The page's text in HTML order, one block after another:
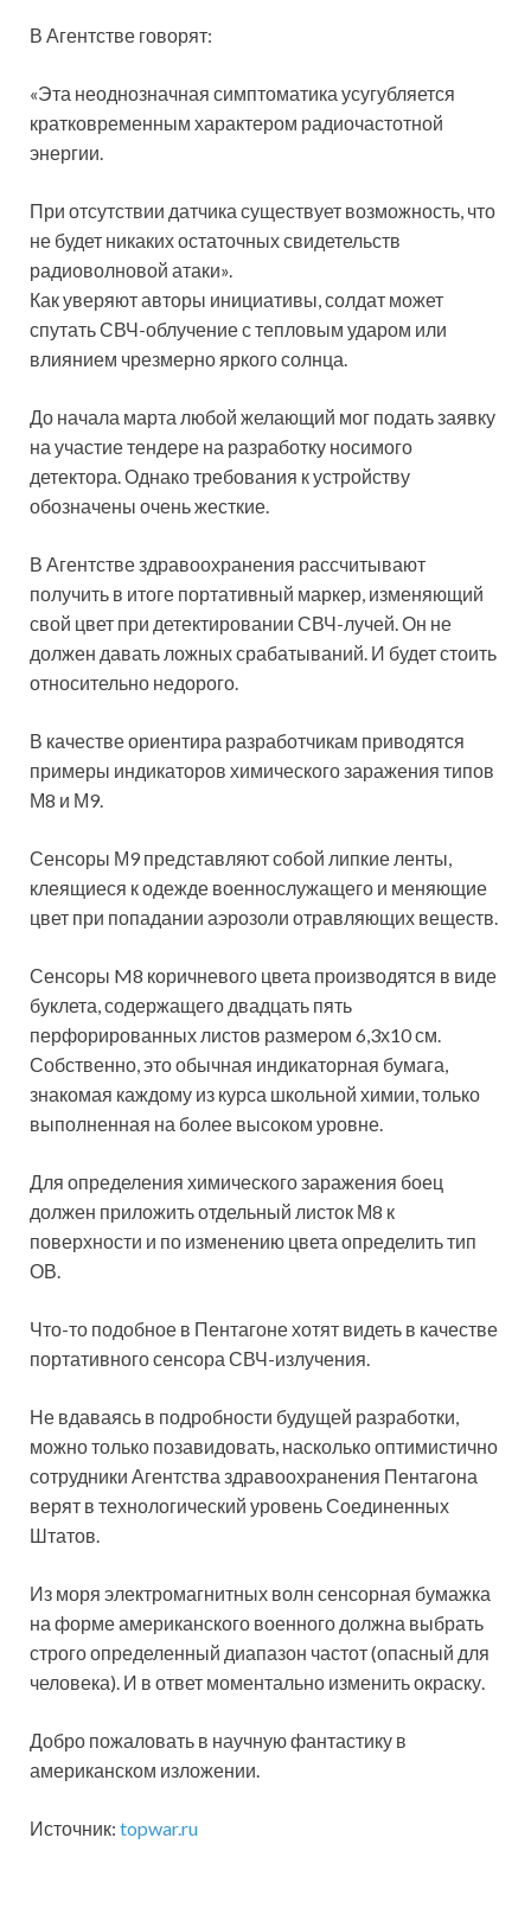
В Агентстве говорят:
«Эта неоднозначная симптоматика усугубляется
кратковременным характером радиочастотной
энергии.
При отсутствии датчика существует возможность, что
не будет никаких остаточных свидетельств
радиоволновой атаки».
Как уверяют авторы инициативы, солдат может
спутать СВЧ-облучение с тепловым ударом или
влиянием чрезмерно яркого солнца.
До начала марта любой желающий мог подать заявку
на участие тендере на разработку носимого
детектора. Однако требования к устройству
обозначены очень жесткие.
В Агентстве здравоохранения рассчитывают
получить в итоге портативный маркер, изменяющий
свой цвет при детектировании СВЧ-лучей. Он не
должен давать ложных срабатываний. И будет стоить
относительно недорого.
В качестве ориентира разработчикам приводятся
примеры индикаторов химического заражения типов
М8 и М9.
Сенсоры М9 представляют собой липкие ленты,
клеящиеся к одежде военнослужащего и меняющие
цвет при попадании аэрозоли отравляющих веществ.
Сенсоры M8 коричневого цвета производятся в виде
буклета, содержащего двадцать пять
перфорированных листов размером 6,3х10 см.
Собственно, это обычная индикаторная бумага,
знакомая каждому из курса школьной химии, только
выполненная на более высоком уровне.
Для определения химического заражения боец
должен приложить отдельный листок М8 к
поверхности и по изменению цвета определить тип
ОВ.
Что-то подобное в Пентагоне хотят видеть в качестве
портативного сенсора СВЧ-излучения.
Не вдаваясь в подробности будущей разработки,
можно только позавидовать, насколько оптимистично
сотрудники Агентства здравоохранения Пентагона
верят в технологический уровень Соединенных
Штатов.
Из моря электромагнитных волн сенсорная бумажка
на форме американского военного должна выбрать
строго определенный диапазон частот (опасный для
человека). И в ответ моментально изменить окраску.
Добро пожаловать в научную фантастику в
американском изложении.
Источник: topwar.ru